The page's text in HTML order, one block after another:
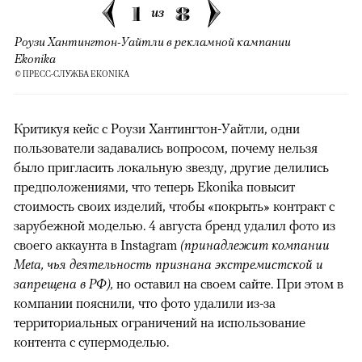
1 из 8
Роузи Хантингтон-Уайтли в рекламной кампании
Ekonika
© ПРЕСС-СЛУЖБА EKONIKA
Критикуя кейс с Роузи Хантингтон-Уайтли, одни
пользователи задавались вопросом, почему нельзя
было пригласить локальную звезду, другие делились
предположениями, что теперь Ekonika повысит
стоимость своих изделий, чтобы «покрыть» контракт с
зарубежной моделью. 4 августа бренд удалил фото из
своего аккаунта в Instagram (принадлежит компании
Meta, чья деятельность признана экстремистской и
запрещена в РФ), но оставил на своем сайте. При этом в
компании пояснили, что фото удалили из-за
территориальных ограничений на использование
контента с супермоделью.